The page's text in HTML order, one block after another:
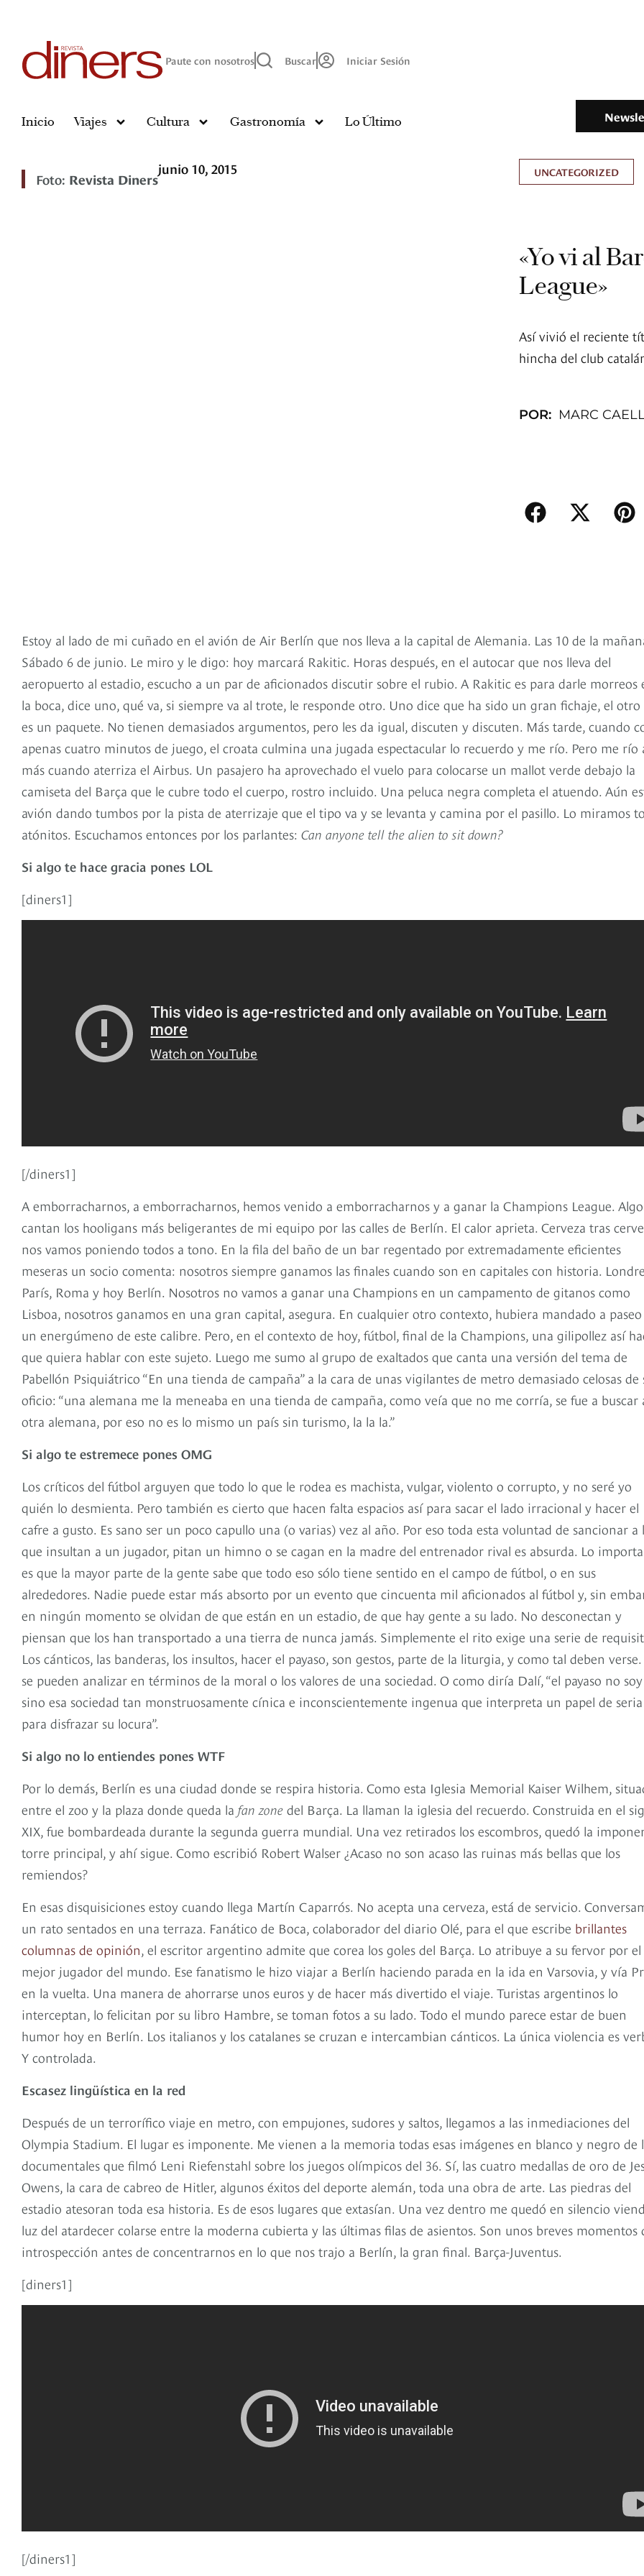
Paute con nosotros Buscar Iniciar Sesión
Inicio Viajes Cultura Gastronomía Lo Último
Foto: Revista Diners
junio 10, 2015 UNCATEGORIZED
«Yo vi al
League»
Así vivió el reciente
hincha del club
POR: MARC
Estoy al lado de mi cuñado en el avión de Air Berlín que nos lleva a la capital de Alemania. Las 10 de la
Sábado 6 de junio. Le miro y le digo: hoy marcará Rakitic. Horas después, en el autocar que nos lleva del
aeropuerto al estadio, escucho a un par de aficionados discutir sobre el rubio. A Rakitic es para darle morreos
la boca, dice uno, qué va, si siempre va al trote, le responde otro. Uno dice que ha sido un gran fichaje, el otro
es un paquete. No tienen demasiados argumentos, pero les da igual, discuten y discuten. Más tarde, cuando
apenas cuatro minutos de juego, el croata culmina una jugada espectacular lo recuerdo y me río. Pero me río
más cuando aterriza el Airbus. Un pasajero ha aprovechado el vuelo para colocarse un mallot verde debajo la
camiseta del Barça que le cubre todo el cuerpo, rostro incluido. Una peluca negra completa el atuendo. Aún
avión dando tumbos por la pista de aterrizaje que el tipo va y se levanta y camina por el pasillo. Lo miramos
atónitos. Escuchamos entonces por los parlantes: Can anyone tell the alien to sit down?
Si algo te hace gracia pones LOL
[diners1]
[/diners1]
A emborracharnos, a emborracharnos, hemos venido a emborracharnos y a ganar la Champions League.
cantan los hooligans más beligerantes de mi equipo por las calles de Berlín. El calor aprieta. Cerveza tras
nos vamos poniendo todos a tono. En la fila del baño de un bar regentado por extremadamente eficientes
meseras un socio comenta: nosotros siempre ganamos las finales cuando son en capitales con historia.
París, Roma y hoy Berlín. Nosotros no vamos a ganar una Champions en un campamento de gitanos como
Lisboa, nosotros ganamos en una gran capital, asegura. En cualquier otro contexto, hubiera mandado a paseo
un energúmeno de este calibre. Pero, en el contexto de hoy, fútbol, final de la Champions, una gilipollez así
que quiera hablar con este sujeto. Luego me sumo al grupo de exaltados que canta una versión del tema de
Pabellón Psiquiátrico “En una tienda de campaña” a la cara de unas vigilantes de metro demasiado celosas de
oficio: “una alemana me la meneaba en una tienda de campaña, como veía que no me corría, se fue a buscar
otra alemana, por eso no es lo mismo un país sin turismo, la la la.”
Si algo te estremece pones OMG
Los críticos del fútbol arguyen que todo lo que le rodea es machista, vulgar, violento o corrupto, y no seré yo
quién lo desmienta. Pero también es cierto que hacen falta espacios así para sacar el lado irracional y hacer el
cafre a gusto. Es sano ser un poco capullo una (o varias) vez al año. Por eso toda esta voluntad de sancionar a
que insultan a un jugador, pitan un himno o se cagan en la madre del entrenador rival es absurda. Lo
es que la mayor parte de la gente sabe que todo eso sólo tiene sentido en el campo de fútbol, o en sus
alrededores. Nadie puede estar más absorto por un evento que cincuenta mil aficionados al fútbol y, sin
en ningún momento se olvidan de que están en un estadio, de que hay gente a su lado. No desconectan y
piensan que los han transportado a una tierra de nunca jamás. Simplemente el rito exige una serie de
Los cánticos, las banderas, los insultos, hacer el payaso, son gestos, parte de la liturgia, y como tal deben
se pueden analizar en términos de la moral o los valores de una sociedad. O como diría Dalí, “el payaso no
sino esa sociedad tan monstruosamente cínica e inconscientemente ingenua que interpreta un papel de seria
para disfrazar su locura”.
Si algo no lo entiendes pones WTF
Por lo demás, Berlín es una ciudad donde se respira historia. Como esta Iglesia Memorial Kaiser Wilhem,
entre el zoo y la plaza donde queda la fan zone del Barça. La llaman la iglesia del recuerdo. Construida en el
XIX, fue bombardeada durante la segunda guerra mundial. Una vez retirados los escombros, quedó la
torre principal, y ahí sigue. Como escribió Robert Walser ¿Acaso no son acaso las ruinas más bellas que los
remiendos?
En esas disquisiciones estoy cuando llega Martín Caparrós. No acepta una cerveza, está de servicio.
un rato sentados en una terraza. Fanático de Boca, colaborador del diario Olé, para el que escribe brillantes
columnas de opinión, el escritor argentino admite que corea los goles del Barça. Lo atribuye a su fervor por el
mejor jugador del mundo. Ese fanatismo le hizo viajar a Berlín haciendo parada en la ida en Varsovia, y vía
en la vuelta. Una manera de ahorrarse unos euros y de hacer más divertido el viaje. Turistas argentinos lo
interceptan, lo felicitan por su libro Hambre, se toman fotos a su lado. Todo el mundo parece estar de buen
humor hoy en Berlín. Los italianos y los catalanes se cruzan e intercambian cánticos. La única violencia es
Y controlada.
Escasez lingüística en la red
Después de un terrorífico viaje en metro, con empujones, sudores y saltos, llegamos a las inmediaciones del
Olympia Stadium. El lugar es imponente. Me vienen a la memoria todas esas imágenes en blanco y negro de
documentales que filmó Leni Riefenstahl sobre los juegos olímpicos del 36. Sí, las cuatro medallas de oro de
Owens, la cara de cabreo de Hitler, algunos éxitos del deporte alemán, toda una obra de arte. Las piedras del
estadio atesoran toda esa historia. Es de esos lugares que extasían. Una vez dentro me quedó en silencio
luz del atardecer colarse entre la moderna cubierta y las últimas filas de asientos. Son unos breves momentos
introspección antes de concentrarnos en lo que nos trajo a Berlín, la gran final. Barça-Juventus.
[diners1]
[/diners1]